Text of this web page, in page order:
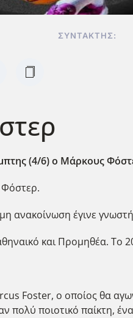
ΣΥΝΤΆΚΤΗΣ:
(4/6) ο Μάρκους
ανακοίνωση έγινε
και Προμηθέα. Το
Foster, ο οποίος θα
ποιοτικό παίκτη,